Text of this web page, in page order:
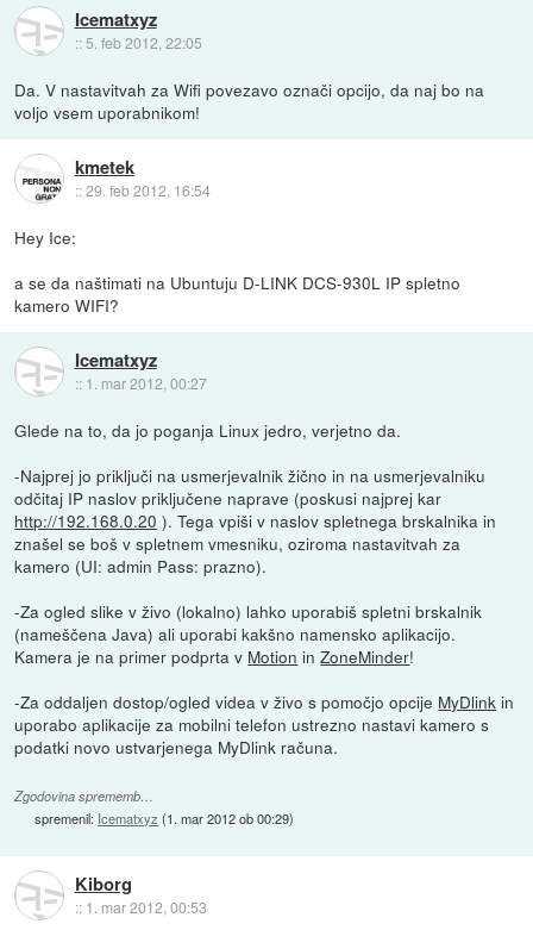
Icematxyz
:: 5. feb 2012, 22:05
Da. V nastavitvah za Wifi povezavo označi opcijo, da naj bo na
voljo vsem uporabnikom!
kmetek
::29. feb 2012, 16:54
Hey Ice:
a se da naštimati na Ubuntuju D-LINK DCS-930L IP spletno
kamero WIFI?
Icematxyz
:: 1. mar 2012, 00:27
Glede na to, da jo poganja Linux jedro, verjetno da.
-Najprej jo priključi na usmerjevalnik žično in na usmerjevalniku
odčitaj IP naslov priključene naprave (poskusi najprej kar
http://192.168.0.20 ). Tega vpiši v naslov spletnega brskalnika in
znašel se boš v spletnem vmesniku, oziroma nastavitvah za
kamero (UI: admin Pass: prazno).
-Za ogled slike v živo (lokalno) lahko uporabiš spletni brskalnik
(nameščena Java) ali uporabi kakšno namensko aplikacijo.
Kamera je na primer podprta v Motion inZoneMinder!
-Za oddaljen dostop/ogled videa v živo s pomočjo opcije MyDlink in
uporabo aplikacije za mobilni telefon ustrezno nastavi kamero s
podatki novo ustvarjenega MyDlink računa.
Zgodovina sprememb…
spremenil: Icematxyz (1. mar 2012 ob 00:29)
Kiborg
:: 1. mar 2012, 00:53